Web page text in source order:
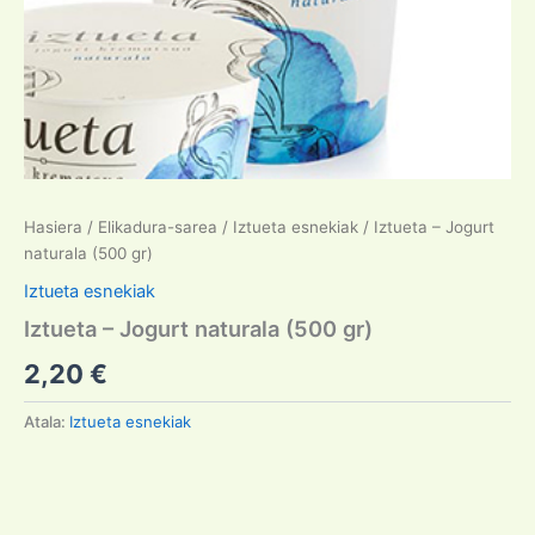
Hasiera / Elikadura-sarea / Iztueta esnekiak / Iztueta – Jogurt
naturala (500 gr)
Iztueta esnekiak
Iztueta – Jogurt naturala (500 gr)
2,20 €
Atala: Iztueta esnekiak